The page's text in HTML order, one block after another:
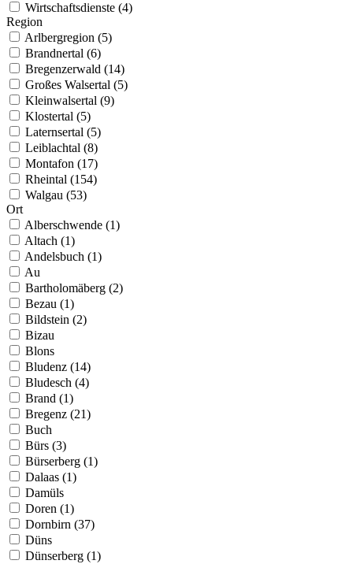
Wirtschaftsdienste (4)
Region
Arlbergregion (5)
Brandnertal (6)
Bregenzerwald (14)
Großes Walsertal (5)
Kleinwalsertal (9)
Klostertal (5)
Laternsertal (5)
Leiblachtal (8)
Montafon (17)
Rheintal (154)
Walgau (53)
Ort
Alberschwende (1)
Altach (1)
Andelsbuch (1)
Au
Bartholomäberg (2)
Bezau (1)
Bildstein (2)
Bizau
Blons
Bludenz (14)
Bludesch (4)
Brand (1)
Bregenz (21)
Buch
Bürs (3)
Bürserberg (1)
Dalaas (1)
Damüls
Doren (1)
Dornbirn (37)
Düns
Dünserberg (1)